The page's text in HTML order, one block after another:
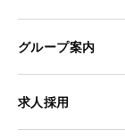
グループ案内
求人採用